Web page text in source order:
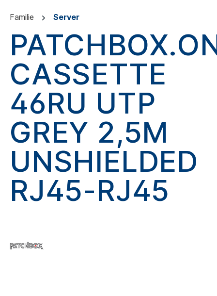
Familie Server
CASSETTE
46RU UTP
GREY 2,5M
UNSHIELDED
RJ45-RJ45